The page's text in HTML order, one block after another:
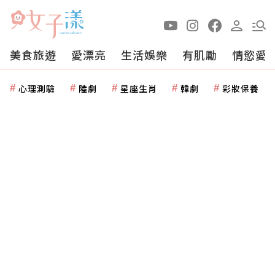
美食旅遊 愛漂亮 生活娛樂 有肌勵 情慾愛
心理測驗 陸劇 星座生肖 韓劇 彩妝保養